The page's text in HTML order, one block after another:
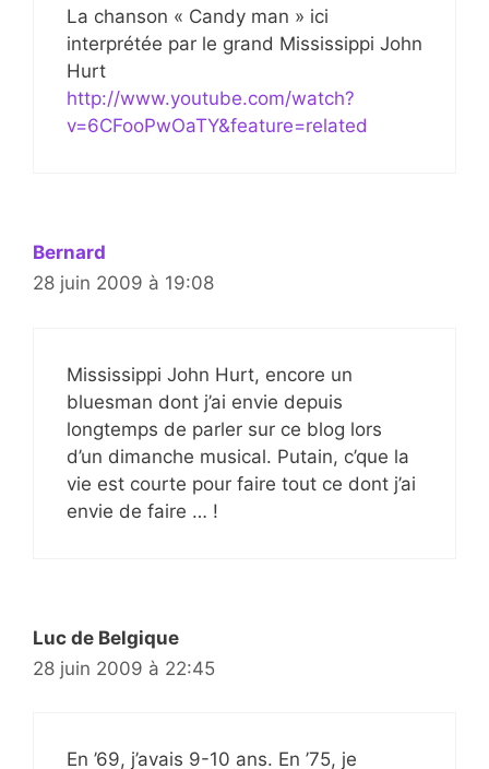
La chanson « Candy man » ici
interprétée par le grand Mississippi John
Hurt
http://www.youtube.com/watch?
v=6CFooPwOaTY&feature=related
Bernard
28 juin 2009 à 19:08
Mississippi John Hurt, encore un
bluesman dont j’ai envie depuis
longtemps de parler sur ce blog lors
d’un dimanche musical. Putain, c’que la
vie est courte pour faire tout ce dont j’ai
envie de faire … !
Luc de Belgique
28 juin 2009 à 22:45
En ’69, j’avais 9-10 ans. En ’75, je